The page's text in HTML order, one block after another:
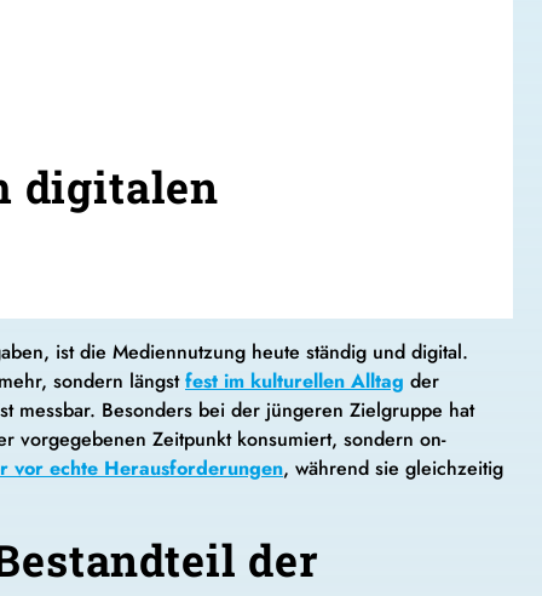
digitalen
ist die Mediennutzung heute ständig und digital.
sondern längstfest im kulturellen Alltag der
messbar. Besonders bei der jüngeren Zielgruppe hat
vorgegebenen Zeitpunkt konsumiert, sondern on-
vor echte Herausforderungen, während sie gleichzeitig
der